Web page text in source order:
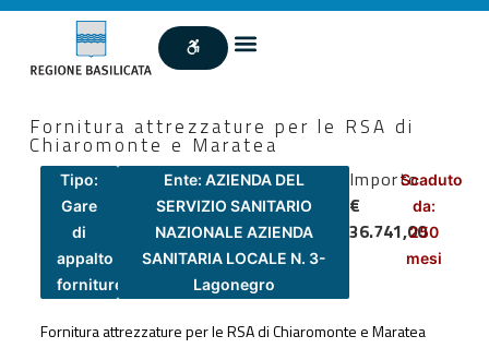
Fornitura attrezzature per le RSA di
Chiaromonte e Maratea
Tipo:
Gare
di
appalto
forniture
Ente: AZIENDA DEL
SERVIZIO SANITARIO
NAZIONALE AZIENDA
SANITARIA LOCALE N. 3-
Lagonegro
Importo
€
36.741,00
Scaduto
da:
250
mesi
Fornitura attrezzature per le RSA di Chiaromonte e Maratea